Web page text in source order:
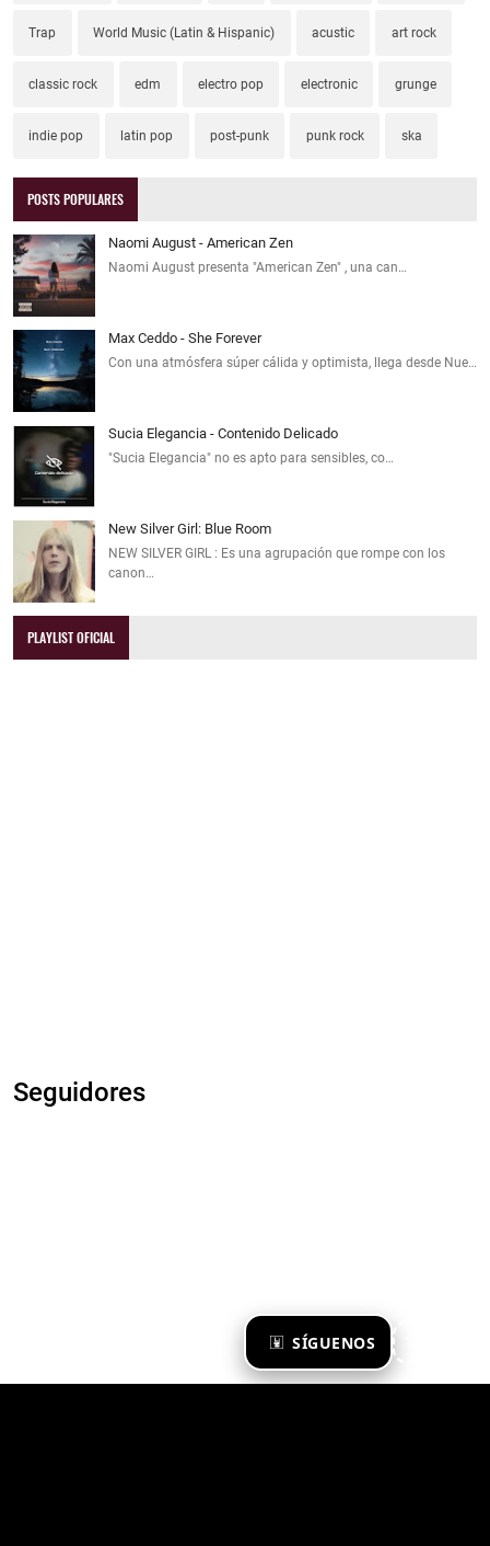
SÍGUENOS
Trap World Music (Latin & Hispanic) acustic art rock
classic rock edm electro pop electronic grunge
indie pop latin pop post-punk punk rock ska
POSTS POPULARES
Naomi August - American Zen
Naomi August presenta "American Zen" , una can…
Max Ceddo - She Forever
Con una atmósfera súper cálida y optimista, llega desde Nue…
Sucia Elegancia - Contenido Delicado
"Sucia Elegancia" no es apto para sensibles, co…
New Silver Girl: Blue Room
NEW SILVER GIRL : Es una agrupación que rompe con los
canon…
PLAYLIST OFICIAL
Seguidores